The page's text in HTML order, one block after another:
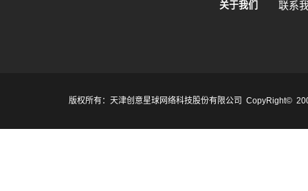
关于我们 联系
版权所有：天津创意星球网络科技股份有限公司 CopyRight©